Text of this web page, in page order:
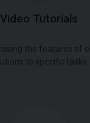
Video Tutorials